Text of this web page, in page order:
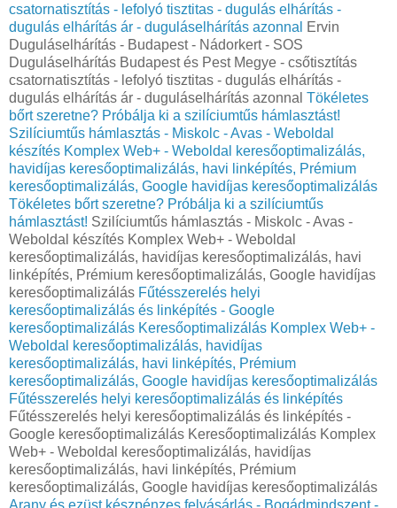
csatornatisztítás - lefolyó tisztitas - dugulás elhárítás -
dugulás elhárítás ár - duguláselhárítás azonnal
Ervin
Duguláselhárítás - Budapest - Nádorkert - SOS
Duguláselhárítás Budapest és Pest Megye - csőtisztítás
csatornatisztítás - lefolyó tisztitas - dugulás elhárítás -
dugulás elhárítás ár - duguláselhárítás azonnal Tökéletes
bőrt szeretne? Próbálja ki a szilíciumtűs hámlasztást!
Szilíciumtűs hámlasztás - Miskolc - Avas - Weboldal
készítés Komplex Web+ - Weboldal keresőoptimalizálás,
havidíjas keresőoptimalizálás, havi linképítés, Prémium
keresőoptimalizálás, Google havidíjas keresőoptimalizálás
Tökéletes bőrt szeretne? Próbálja ki a szilíciumtűs
hámlasztást! Szilíciumtűs hámlasztás - Miskolc - Avas -
Weboldal készítés Komplex Web+ - Weboldal
keresőoptimalizálás, havidíjas keresőoptimalizálás, havi
linképítés, Prémium keresőoptimalizálás, Google havidíjas
keresőoptimalizálás Fűtésszerelés helyi
keresőoptimalizálás és linképítés - Google
keresőoptimalizálás Keresőoptimalizálás Komplex Web+ -
Weboldal keresőoptimalizálás, havidíjas
keresőoptimalizálás, havi linképítés, Prémium
keresőoptimalizálás, Google havidíjas keresőoptimalizálás
Fűtésszerelés helyi keresőoptimalizálás és linképítés
Fűtésszerelés helyi keresőoptimalizálás és linképítés -
Google keresőoptimalizálás Keresőoptimalizálás Komplex
Web+ - Weboldal keresőoptimalizálás, havidíjas
keresőoptimalizálás, havi linképítés, Prémium
keresőoptimalizálás, Google havidíjas keresőoptimalizálás
Arany és ezüst készpénzes felvásárlás - Bogádmindszent -